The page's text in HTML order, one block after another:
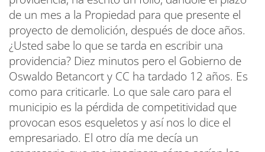
de un mes a la Propiedad para que presente el
proyecto de demolición, después de doce años.
¿Usted sabe lo que se tarda en escribir una
providencia? Diez minutos pero el Gobierno de
Oswaldo Betancort y CC ha tardado 12 años. Es
como para criticarle. Lo que sale caro para el
municipio es la pérdida de competitividad que
provocan esos esqueletos y así nos lo dice el
empresariado. El otro día me decía un